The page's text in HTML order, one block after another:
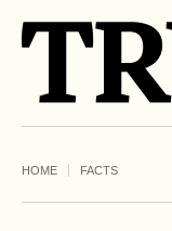
HOME FACTS